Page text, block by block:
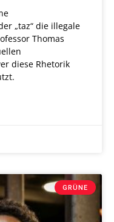
„taz“ die illegale
Thomas
diese Rhetorik
GRÜNE